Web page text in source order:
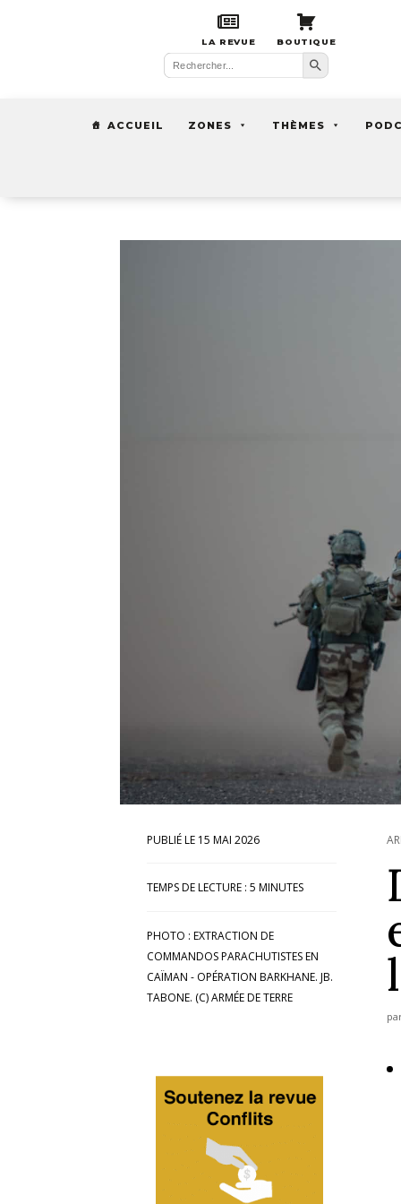
LA REVUE BOUTIQUE
Search
for:
Search Button
ACCUEIL ZONES THÈMES
15 MAI 2026
TEMPS DE LECTURE : 5 MINUTES
PHOTO : EXTRACTION DE
COMMANDOS PARACHUTISTES EN
CAÏMAN - OPÉRATION BARKHANE. JB.
TABONE. (C) ARMÉE DE TERRE